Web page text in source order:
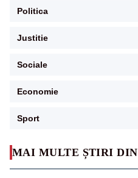
MAI MULTE ȘTIRI DIN
Politica
Justitie
Sociale
Economie
Sport